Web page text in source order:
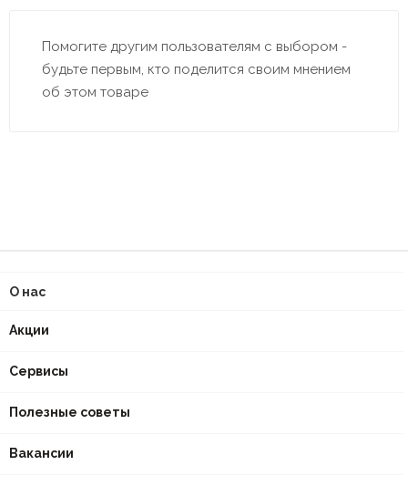
Помогите другим пользователям с выбором -
будьте первым, кто поделится своим мнением
об этом товаре
О нас
Акции
Сервисы
Полезные советы
Вакансии